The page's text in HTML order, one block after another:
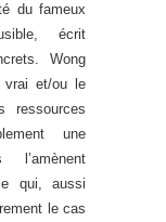
du fameux
écrit
Wong
et/ou le
une
qui, aussi
le cas